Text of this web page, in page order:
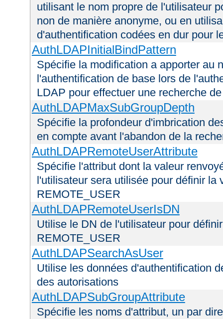
utilisant le nom propre de l'utilisateur
non de manière anonyme, ou en
d'authentification codées en dur pour
AuthLDAPInitialBindPattern
Spécifie la modification a apporter au
l'authentification de base lors de
LDAP pour effectuer une recherche
AuthLDAPMaxSubGroupDepth
Spécifie la profondeur d'imbrication
en compte avant l'abandon de la
AuthLDAPRemoteUserAttribute
Spécifie l'attribut dont la valeur
l'utilisateur sera utilisée pour définir la
REMOTE_USER
AuthLDAPRemoteUserIsDN
Utilise le DN de l'utilisateur pour
REMOTE_USER
AuthLDAPSearchAsUser
Utilise les données d'authentification
des autorisations
AuthLDAPSubGroupAttribute
Spécifie les noms d'attribut, un par